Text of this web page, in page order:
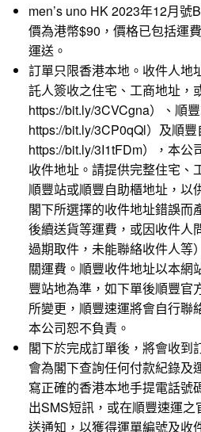
men’s uno HK 2023年12月號
價為港幣$90，價格已包括運
運送。
訂單只限香港本地。收件人地
託人簽收之住宅、工商地址，
https://bit.ly/3CVCgna）、順
https://bit.ly/3CP0qQl）及順豐
https://bit.ly/3I1tFDm），本公
收件地址。請提供完整住宅、
順豐站或順豐自助櫃地址，以
閣下所選擇的收件地址錯誤而
後續送貨等運費，或因收件人
過期取件，未能聯絡收件人等
關運費。順豐收件地址以本網
豐站地為準，如下單後順豐官
所變更，順豐速運將會自行聯
本公司恕不負責。
閣下於完成訂單後，將會收到
會為閣下查詢任何付款紀錄及
寫正確的香港本地手提電話號
出SMS短訊，或在順豐速運
送通知，以獲得運單編號及收